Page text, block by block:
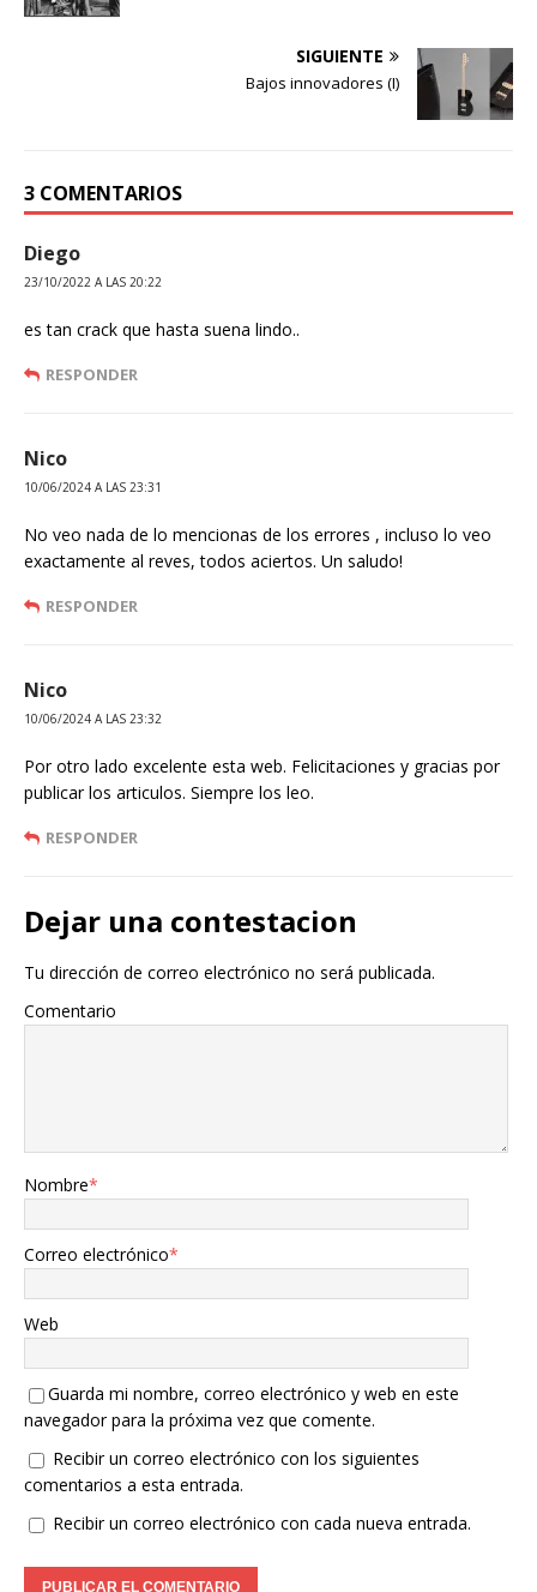
SIGUIENTE
Bajos innovadores (I)
3 COMENTARIOS
Diego
23/10/2022 A LAS 20:22
es tan crack que hasta suena lindo..
RESPONDER
Nico
10/06/2024 A LAS 23:31
No veo nada de lo mencionas de los errores , incluso lo veo
exactamente al reves, todos aciertos. Un saludo!
RESPONDER
Nico
10/06/2024 A LAS 23:32
Por otro lado excelente esta web. Felicitaciones y gracias por
publicar los articulos. Siempre los leo.
RESPONDER
Dejar una contestacion
Tu dirección de correo electrónico no será publicada.
Comentario
Nombre*
Correo electrónico*
Web
Guarda mi nombre, correo electrónico y web en este
navegador para la próxima vez que comente.
Recibir un correo electrónico con los siguientes
comentarios a esta entrada.
Recibir un correo electrónico con cada nueva entrada.